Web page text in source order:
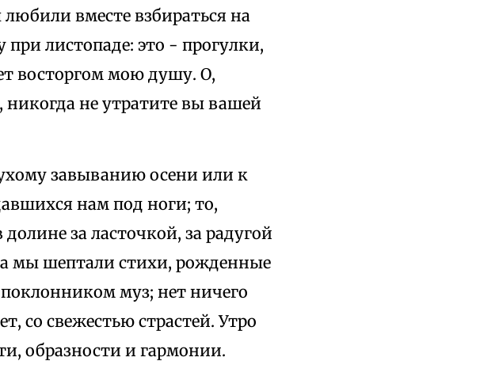
вместе взбираться на
при листопаде: это - прогулки,
восторгом мою душу. О,
не утратите вы вашей
завыванию осени или к
нам под ноги; то,
за ласточкой, за радугой
мы шептали стихи, рожденные
муз; нет ничего
со свежестью страстей. Утро
образности и гармонии.